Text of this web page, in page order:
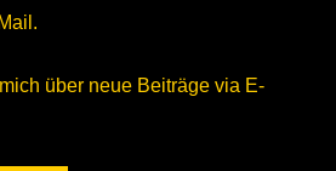
über neue Beiträge via E-